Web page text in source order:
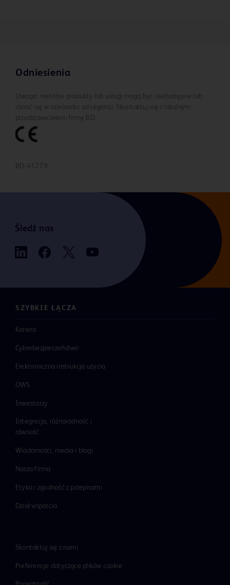
Odniesienia
Uwaga: niektóre produkty lub usługi mogą być niedostępne lub
różnić się w zależności od regionu. Skontaktuj się z lokalnym
przedstawicielem firmy BD.
BD-41279
Śledź nas
SZYBKIE ŁĄCZA
Kariera
Cyberbezpieczeństwo
Elektroniczna instrukcja użycia
OWS
Inwestorzy
Integracja, różnorodność i
równość
Wiadomości, media i blogi
Nasza firma
Etyka i zgodność z przepisami
Dział wsparcia
Skontaktuj się z nami
Preferencje dotyczące plików cookie